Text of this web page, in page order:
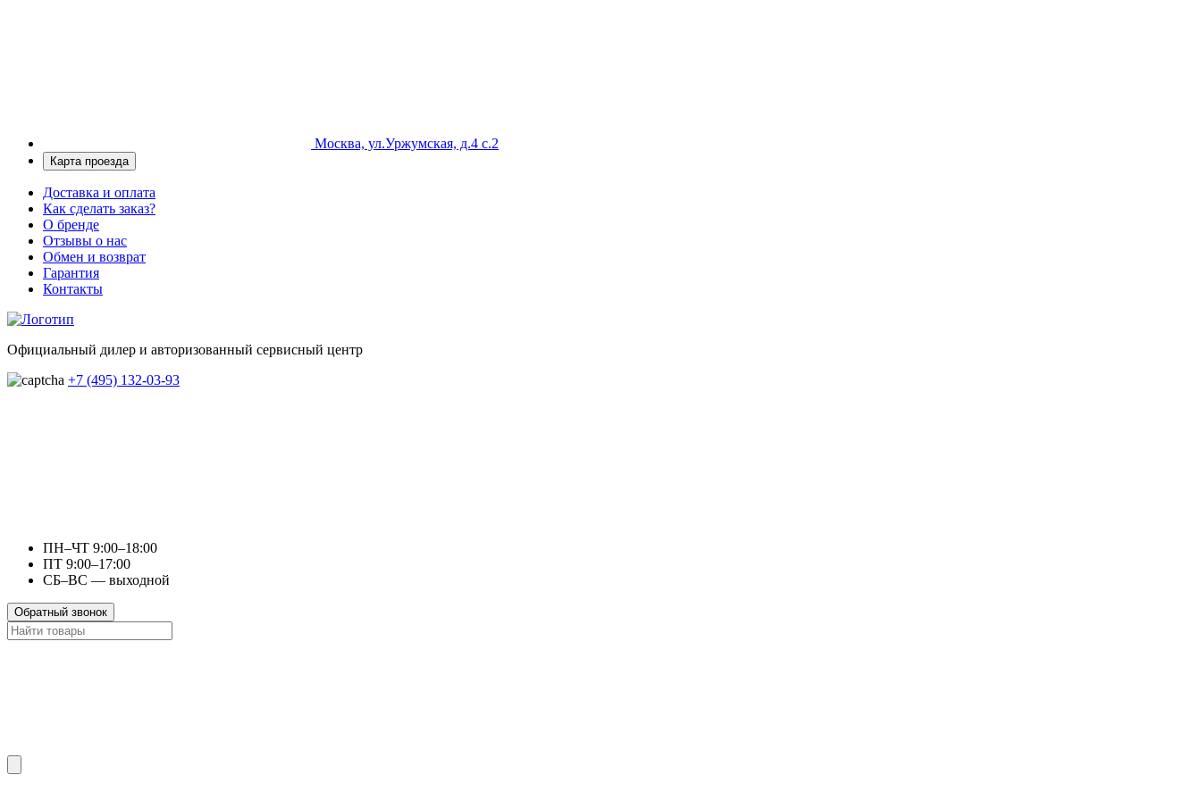
Москва, ул.Уржумская, д.4 с.2
Карта проезда
Доставка и оплата
Как сделать заказ?
О бренде
Отзывы о нас
Обмен и возврат
Гарантия
Контакты
Официальный дилер и авторизованный сервисный центр
+7 (495) 132-03-93
ПН–ЧТ 9:00–18:00
ПТ 9:00–17:00
СБ–ВС — выходной
Обратный звонок